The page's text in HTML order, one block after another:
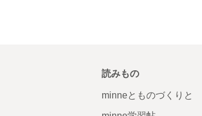
読みもの
minneとものづくりと